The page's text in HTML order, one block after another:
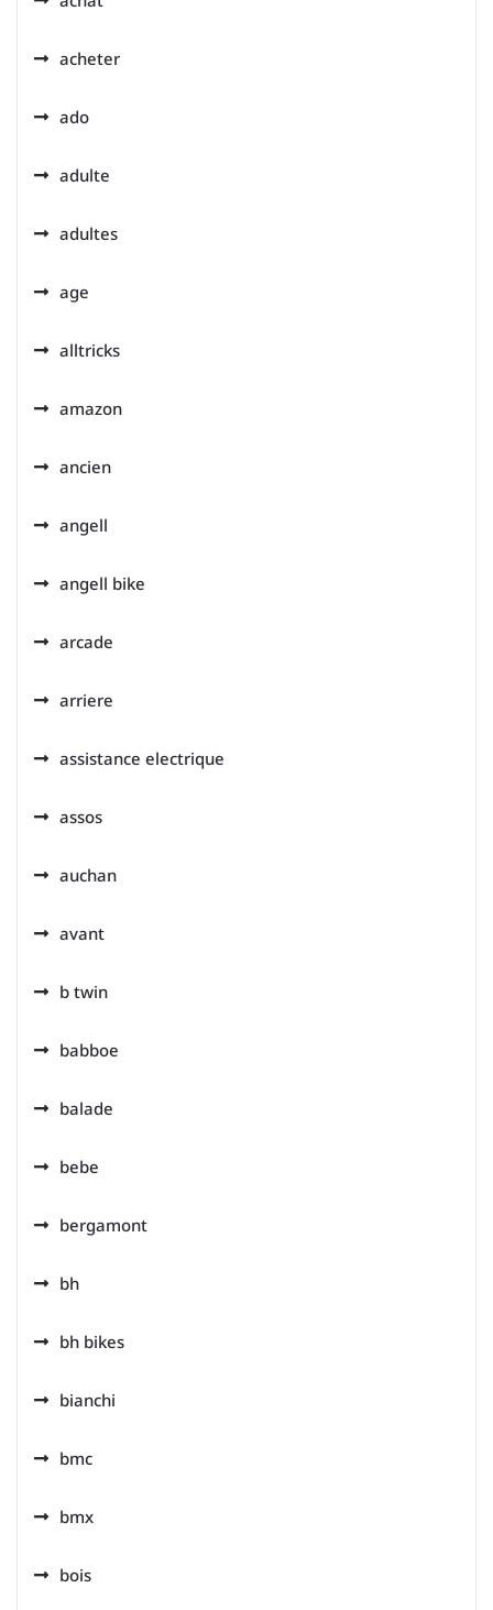
acheter
ado
adulte
adultes
age
alltricks
amazon
ancien
angell
angell bike
arcade
arriere
assistance electrique
assos
auchan
avant
b twin
babboe
balade
bebe
bergamont
bh
bh bikes
bianchi
bmc
bmx
bois